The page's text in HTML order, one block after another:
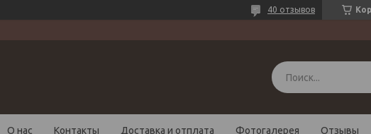
40 отзывов
О нас Контакты Доставка и отплата Фотогалерея Отзывы